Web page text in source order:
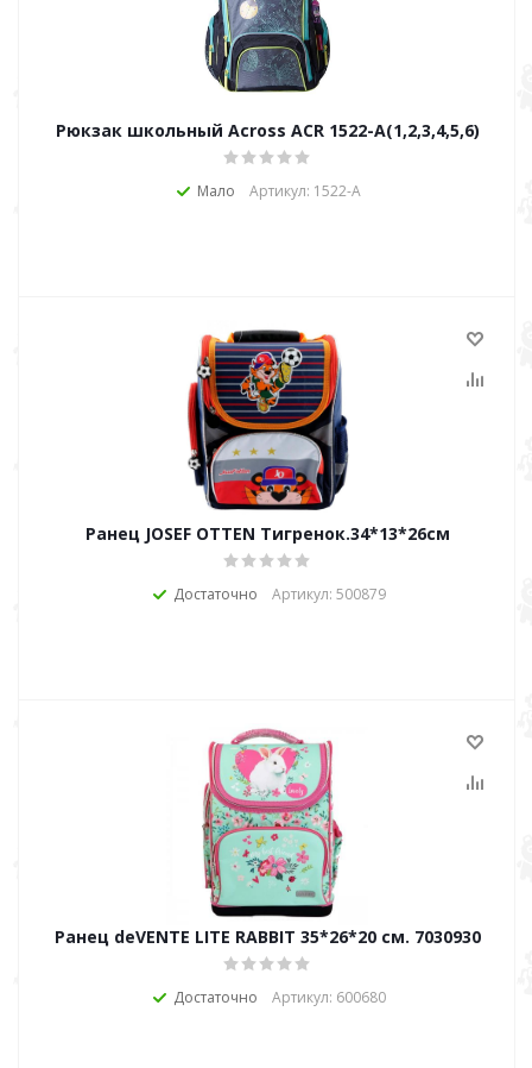
Рюкзак школьный Across ACR 1522-А(1,2,3,4,5,6)
Мало Артикул: 1522-А
Ранец JOSEF OTTEN Тигренок.34*13*26см
Достаточно Артикул: 500879
Ранец deVENTE LITE RABBIT 35*26*20 см. 7030930
Достаточно Артикул: 600680